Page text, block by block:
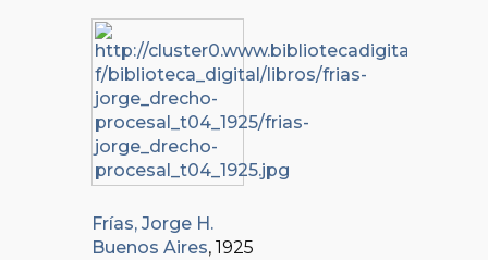
Frías, Jorge H.
Buenos Aires, 1925